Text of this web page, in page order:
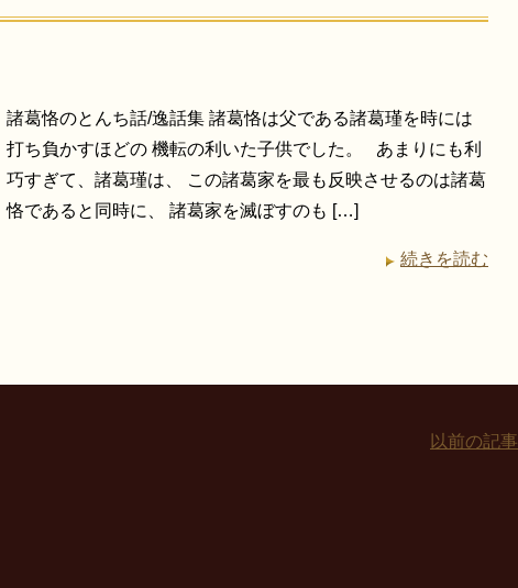
諸葛恪のとんち話/逸話集 諸葛恪は父である諸葛瑾を時には
打ち負かすほどの 機転の利いた子供でした。 あまりにも利
巧すぎて、諸葛瑾は、 この諸葛家を最も反映させるのは諸葛
恪であると同時に、 諸葛家を滅ぼすのも […]
続きを読む
以前の記事